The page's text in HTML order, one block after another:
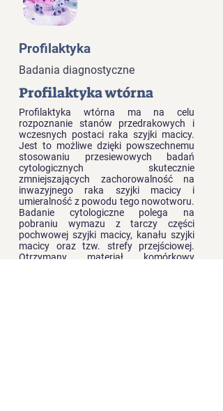
Profilaktyka
Badania diagnostyczne
Profilaktyka wtórna
Profilaktyka wtórna ma na celu
rozpoznanie stanów przedrakowych i
wczesnych postaci raka szyjki macicy.
Jest to możliwe dzięki powszechnemu
stosowaniu przesiewowych badań
cytologicznych skutecznie
zmniejszających zachorowalność na
inwazyjnego raka szyjki macicy i
umieralność z powodu tego nowotworu.
Badanie cytologiczne polega na
pobraniu wymazu z tarczy części
pochwowej szyjki macicy, kanału szyjki
macicy oraz tzw. strefy przejściowej.
Otrzymany materiał komórkowy